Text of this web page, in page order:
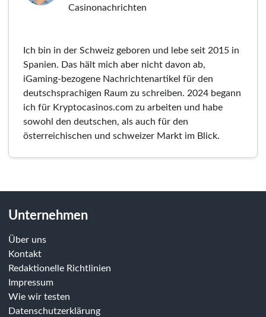
Casinonachrichten
Ich bin in der Schweiz geboren und lebe seit 2015 in
Spanien. Das hält mich aber nicht davon ab,
iGaming-bezogene Nachrichtenartikel für den
deutschsprachigen Raum zu schreiben. 2024 begann
ich für Kryptocasinos.com zu arbeiten und habe
sowohl den deutschen, als auch für den
österreichischen und schweizer Markt im Blick.
Unternehmen
Über uns
Kontakt
Redaktionelle Richtlinien
Impressum
Wie wir testen
Datenschutzerklärung